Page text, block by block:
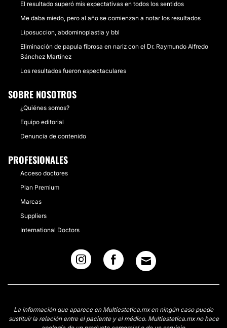
El resultado superó mis expectativas en todos los sentidos
Me daba miedo, pero al año se comienzan a notar los resultados
Liposuccion, abdominoplastia y bbl
Eliminación de papula fibrosa en nariz con el Dr. Raymundo Alfredo
Sánchez Martínez
Los resultados fueron espectaculares
SOBRE NOSOTROS
¿Quiénes somos?
Equipo editorial
Denuncia de contenido
PROFESIONALES
Acceso doctores
Plan Premium
Marcas
Suppliers
International Doctors
La información que aparece en Multiestetica.mx en ningún caso puede
sustituir la relación entre el paciente y el médico. Multiestetica.mx no hace